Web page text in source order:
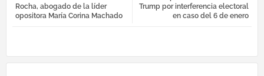
Trump por interferencia electoral
en caso del 6 de enero
Rocha, abogado de la líder
opositora María Corina Machado